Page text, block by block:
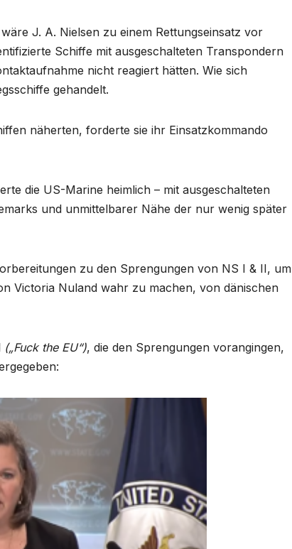
J. A. Nielsen zu einem Rettungseinsatz vor
Schiffe mit ausgeschalteten Transpondern
nicht reagiert hätten. Wie sich
gehandelt.
näherten, forderte sie ihr Einsatzkommando
die US-Marine heimlich – mit ausgeschalteten
und unmittelbarer Nähe der nur wenig später
zu den Sprengungen von NS I & II, um
Victoria Nuland wahr zu machen, von dänischen
(„Fuck the EU“), die den Sprengungen vorangingen,